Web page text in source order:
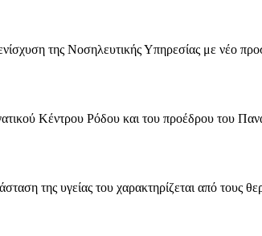
της Νοσηλευτικής Υπηρεσίας με νέο
Κέντρου Ρόδου και του προέδρου του
της υγείας του χαρακτηρίζεται από τους